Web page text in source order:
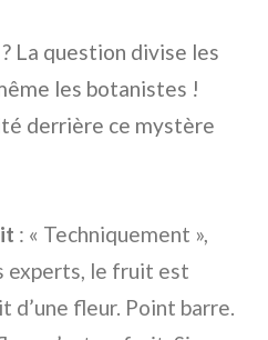
La question divise les
les botanistes !
derrière ce mystère
: « Techniquement »,
experts, le fruit est
d’une fleur. Point barre.